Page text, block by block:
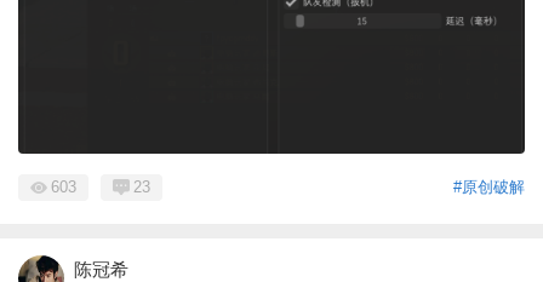
#原创破解
603 23
陈冠希